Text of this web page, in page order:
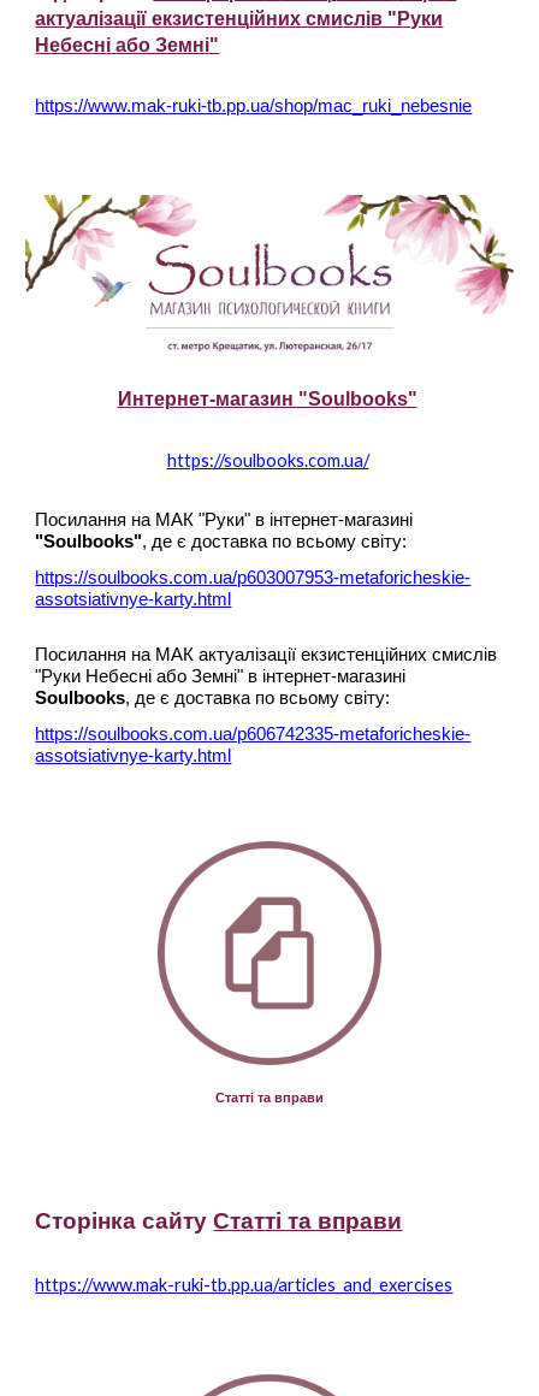
актуалізації екзистенційних смислів "Руки
Небесні або Земні"
https://www.mak-ruki-tb.pp.ua/shop/mac_ruki_nebesnie
И нтернет-магазин "Soulbooks"
https://soulbooks.com.ua/
Посилання на МАК "Руки" в інтернет-магазині
"Soulbooks", де є доставка по всьому світу:
https://soulbooks.com.ua/p603007953-metaforicheskie-
assotsiativnye-karty.html
Посилання на МАК актуалізації екзистенційних смислів
"Руки Небесні або Земні" в інтернет-магазині
Soulbooks, де є доставка по всьому світу:
https://soulbooks.com.ua/p606742335-metaforicheskie-
assotsiativnye-karty.html
Статті та вправи
Сторінка сайтуСтатті та вправи
https://www.mak-ruki-tb.pp.ua/articles_and_exercises